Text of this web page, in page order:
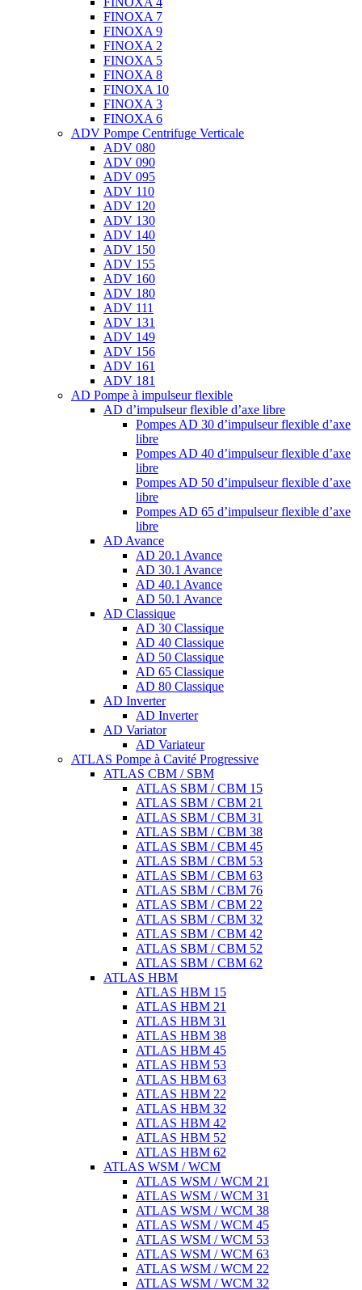
FINOXA 7
FINOXA 9
FINOXA 2
FINOXA 5
FINOXA 8
FINOXA 10
FINOXA 3
FINOXA 6
ADV Pompe Centrifuge Verticale
ADV 080
ADV 090
ADV 095
ADV 110
ADV 120
ADV 130
ADV 140
ADV 150
ADV 155
ADV 160
ADV 180
ADV 111
ADV 131
ADV 149
ADV 156
ADV 161
ADV 181
AD Pompe à impulseur flexible
AD d’impulseur flexible d’axe libre
Pompes AD 30 d’impulseur flexible d’axe
libre
Pompes AD 40 d’impulseur flexible d’axe
libre
Pompes AD 50 d’impulseur flexible d’axe
libre
Pompes AD 65 d’impulseur flexible d’axe
libre
AD Avance
AD 20.1 Avance
AD 30.1 Avance
AD 40.1 Avance
AD 50.1 Avance
AD Classique
AD 30 Classique
AD 40 Classique
AD 50 Classique
AD 65 Classique
AD 80 Classique
AD Inverter
AD Inverter
AD Variator
AD Variateur
ATLAS Pompe à Cavité Progressive
ATLAS CBM / SBM
ATLAS SBM / CBM 15
ATLAS SBM / CBM 21
ATLAS SBM / CBM 31
ATLAS SBM / CBM 38
ATLAS SBM / CBM 45
ATLAS SBM / CBM 53
ATLAS SBM / CBM 63
ATLAS SBM / CBM 76
ATLAS SBM / CBM 22
ATLAS SBM / CBM 32
ATLAS SBM / CBM 42
ATLAS SBM / CBM 52
ATLAS SBM / CBM 62
ATLAS HBM
ATLAS HBM 15
ATLAS HBM 21
ATLAS HBM 31
ATLAS HBM 38
ATLAS HBM 45
ATLAS HBM 53
ATLAS HBM 63
ATLAS HBM 22
ATLAS HBM 32
ATLAS HBM 42
ATLAS HBM 52
ATLAS HBM 62
ATLAS WSM / WCM
ATLAS WSM / WCM 21
ATLAS WSM / WCM 31
ATLAS WSM / WCM 38
ATLAS WSM / WCM 45
ATLAS WSM / WCM 53
ATLAS WSM / WCM 63
ATLAS WSM / WCM 22
ATLAS WSM / WCM 32